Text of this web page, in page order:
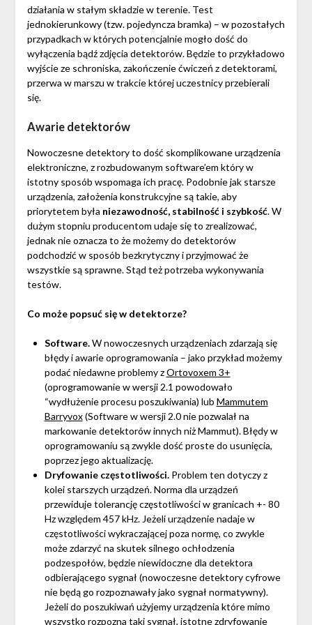
działania w stałym składzie w terenie. Test
jednokierunkowy (tzw. pojedyncza bramka) – w pozostałych
przypadkach w których potencjalnie mogło dość do
wyłączenia bądź zdjęcia detektorów. Będzie to przykładowo
wyjście ze schroniska, zakończenie ćwiczeń z detektorami,
przerwa w marszu w trakcie której uczestnicy przebierali
się.
Awarie detektorów
Nowoczesne detektory to dość skomplikowane urządzenia
elektroniczne, z rozbudowanym software’em który w
istotny sposób wspomaga ich pracę. Podobnie jak starsze
urządzenia, założenia konstrukcyjne są takie, aby
priorytetem była niezawodność, stabilność i szybkość. W
dużym stopniu producentom udaje się to zrealizować,
jednak nie oznacza to że możemy do detektorów
podchodzić w sposób bezkrytyczny i przyjmować że
wszystkie są sprawne. Stąd też potrzeba wykonywania
testów.
Co może popsuć się w detektorze?
Software.W nowoczesnych urządzeniach zdarzają się
błędy i awarie oprogramowania – jako przykład możemy
podać niedawne problemy zOrtovoxem 3+
(oprogramowanie w wersji 2.1 powodowało
“wydłużenie procesu poszukiwania) lub Mammutem
Barryvox(Software w wersji 2.0 nie pozwalał na
markowanie detektorów innych niż Mammut). Błędy w
oprogramowaniu są zwykle dość proste do usunięcia,
poprzez jego aktualizację.
Dryfowanie częstotliwości.Problem ten dotyczy z
kolei starszych urządzeń. Norma dla urządzeń
przewiduje tolerancję częstotliwości w granicach +- 80
Hz względem 457 kHz. Jeżeli urządzenie nadaje w
częstotliwości wykraczającej poza normę, co zwykle
może zdarzyć na skutek silnego ochłodzenia
podzespołów, będzie niewidoczne dla detektora
odbierającego sygnał (nowoczesne detektory cyfrowe
nie będą go rozpoznawały jako sygnał normatywny).
Jeżeli do poszukiwań użyjemy urządzenia które mimo
wszystko rozpozna taki sygnał, istotne zdryfowanie